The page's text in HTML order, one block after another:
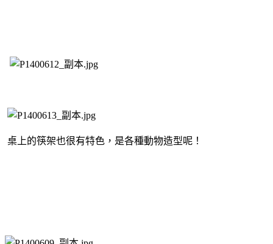
桌上的筷架也很有特色，是各種動物造型呢！